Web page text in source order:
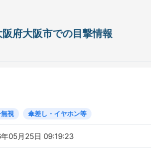
府大阪市での目撃情報
視 傘差し・イヤホン等
05月25日 09:19:23